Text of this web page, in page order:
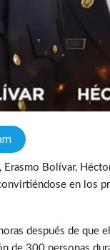
Bolívar,
en los
después de que